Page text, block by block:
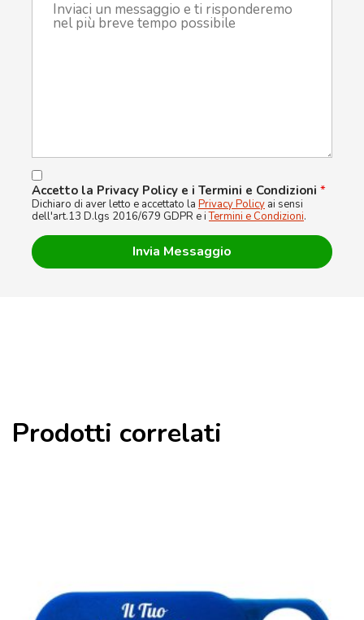
Accetto la Privacy Policy e i Termini e Condizioni *
Dichiaro di aver letto e accettato la Privacy Policy ai sensi
dell'art.13 D.lgs 2016/679 GDPR e iTermini e Condizioni.
Prodotti correlati